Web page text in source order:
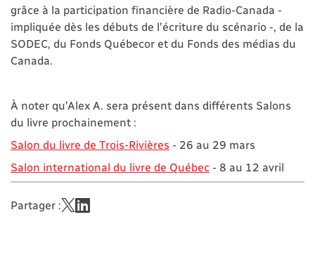
grâce à la participation financière de Radio-Canada -
impliquée dès les débuts de l’écriture du scénario -, de la
SODEC, du Fonds Québecor et du Fonds des médias du
Canada.
À noter qu’Alex A. sera présent dans différents Salons
du livre prochainement :
Salon du livre de Trois-Rivières - 26 au 29 mars
Salon international du livre de Québec - 8 au 12 avril
Partager :